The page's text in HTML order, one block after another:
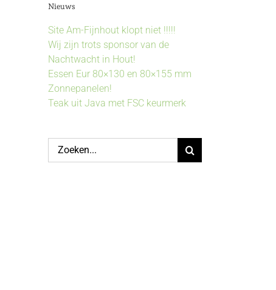
Nieuws
Site Am-Fijnhout klopt niet !!!!!
Wij zijn trots sponsor van de
Nachtwacht in Hout!
Essen Eur 80×130 en 80×155 mm
Zonnepanelen!
Teak uit Java met FSC keurmerk
Zoeken